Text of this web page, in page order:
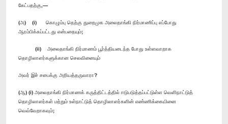
கேட்பதற்கு,—
(அ) (i) கொழும்பு தெற்கு துறைமுக அலைதாங்கி நிர்மாணிப்பு எப்போது
ஆரம்பிக்கப்பட்டது என்பதையும்;
(ii) அலைதாங்கி நிர்மாணம் பூர்த்தியடைந்த போது உள்ளவாறாக
தொழிலாளர்களுக்கான செலவினையும்
அவர் இச் சபைக்கு அறியத்தருவாரா?
(ஆ) (i) அலைதாங்கி நிர்மாணக் கருத்திட்டத்தில் ஈடுபடுத்தப்பட்டுள்ள வெளிநாட்டுத்
தொழிலாளர்கள் மற்றும் உள்நாட்டுத் தொழிலாளர்களின் எண்ணிக்கையினை
வெவ்வேறாகவும்;